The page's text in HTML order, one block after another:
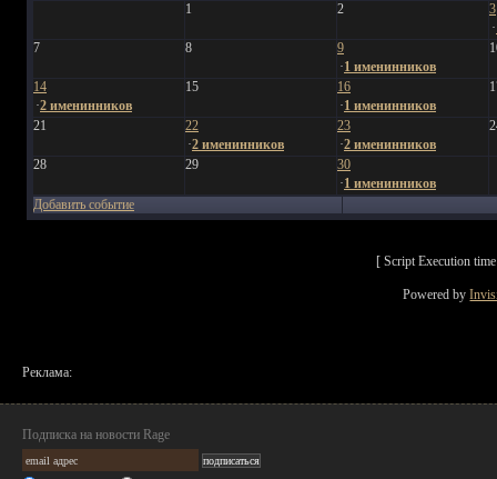
1
2
3
·
7
8
9
·1 именинников
14
·2 именинников
15
16
·1 именинников
21
22
·2 именинников
23
·2 именинников
28 29
30
·1 именинников
Добавить событие
[ Script Execution
Powered by
Реклама:
Подписка на новости Rage